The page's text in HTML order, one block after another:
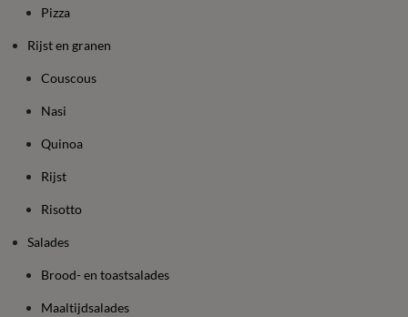
Pizza
Rijst en granen
Couscous
Nasi
Quinoa
Rijst
Risotto
Salades
Brood- en toastsalades
Maaltijdsalades